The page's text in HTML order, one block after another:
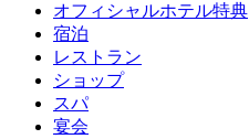
オフィシャルホテル特典
宿泊
レストラン
ショップ
スパ
宴会